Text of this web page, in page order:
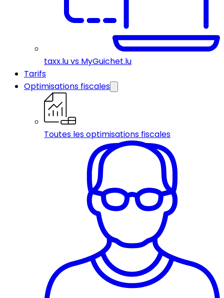
taxx.lu vs MyGuichet.lu
Tarifs
Optimisations fiscales
Toutes les optimisations fiscales